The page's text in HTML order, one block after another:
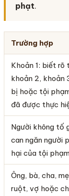
phạt.
Trường hợp
Khoản 1: biết
khoản 2, khoản
bị hoặc tội
đã được thực
Người không tố
can ngăn người
hại của tội
Ông, bà, cha,
ruột, vợ hoặc